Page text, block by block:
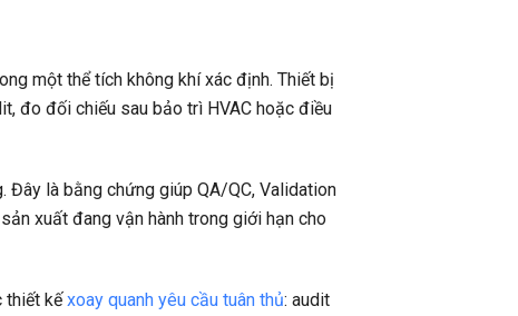
một thể tích không khí xác định. Thiết bị
đo đối chiếu sau bảo trì HVAC hoặc điều
là bằng chứng giúp QA/QC, Validation
xuất đang vận hành trong giới hạn cho
thiết kếxoay quanh yêu cầu tuân thủ: audit